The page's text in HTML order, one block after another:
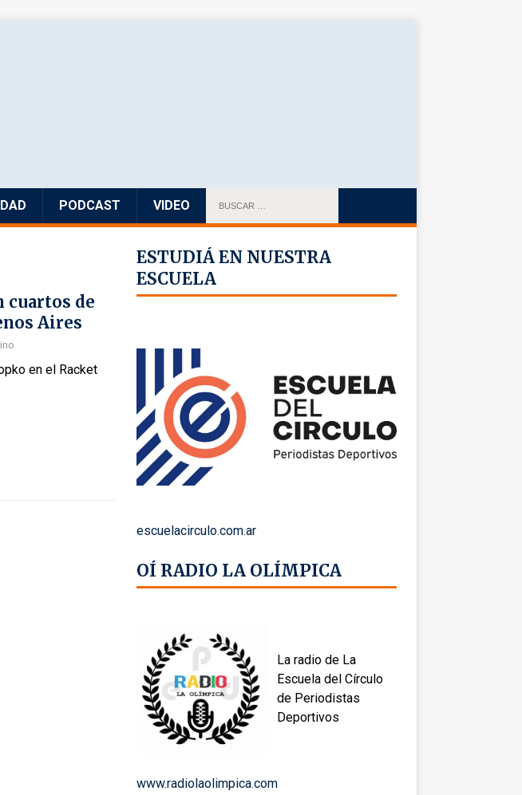
PODCAST VIDEO
cuartos de
Aires
en el Racket
ESTUDIÁ EN NUESTRA
ESCUELA
escuelacirculo.com.ar
OÍ RADIO LA OLÍMPICA
La radio de La
Escuela del Círculo
de Periodistas
Deportivos
www.radiolaolimpica.com